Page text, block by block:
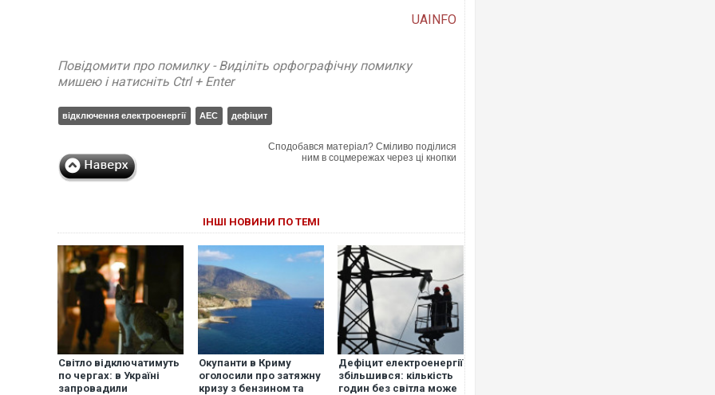
UAINFO
Повідомити про помилку - Виділіть орфографічну помилку
мишею і натисніть Ctrl + Enter
відключення електроенергії АЕС дефіцит
Сподобався матеріал? Сміливо поділися
ним в соцмережах через ці кнопки
ІНШІ НОВИНИ ПО ТЕМІ
Світло відключатимуть
по чергах: в Україні
запровадили
Окупанти в Криму
оголосили про затяжну
кризу з бензином та
Дефіцит електроенергії
збільшився: кількість
годин без світла може